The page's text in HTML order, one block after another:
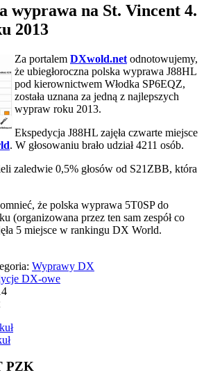
wyprawa na St. Vincent 4.
2013
Za portalem DXwold.net odnotowujemy,
że ubiegłoroczna polska wyprawa J88HL
pod kierownictwem Włodka SP6EQZ,
została uznana za jedną z najlepszych
wypraw roku 2013.
Ekspedycja J88HL zajęła czwarte miejsce
. W głosowaniu brało udział 4211 osób.
zaledwie 0,5% głosów od S21ZBB, która
że polska wyprawa 5T0SP do
(organizowana przez ten sam zespół co
5 miejsce w rankingu DX World.
Wyprawy DX
DX-owe
PZK